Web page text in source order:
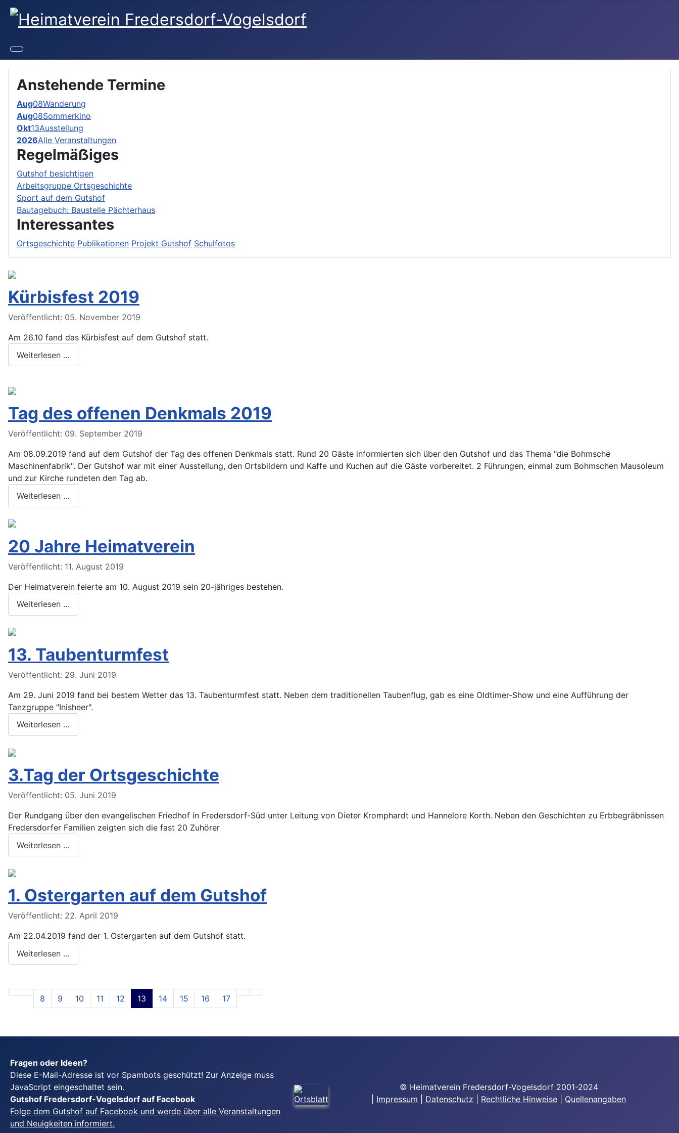
Anstehende Termine
Aug08Wanderung
Aug08Sommerkino
Okt13Ausstellung
2026Alle Veranstaltungen
Regelmäẞiges
Gutshof besichtigen
Arbeitsgruppe Ortsgeschichte
Sport auf dem Gutshof
Bautagebuch: Baustelle Pächterhaus
Interessantes
Ortsgeschichte Publikationen Projekt Gutshof Schulfotos
Kürbisfest 2019
Veröffentlicht: 05. November 2019
Am 26.10 fand das Kürbisfest auf dem Gutshof statt.
Weiterlesen …
Tag des offenen Denkmals 2019
Veröffentlicht: 09. September 2019
Am 08.09.2019 fand auf dem Gutshof der Tag des offenen Denkmals statt. Rund 20 Gäste informierten sich über den Gutshof und das Thema "die Bohmsche
Maschinenfabrik". Der Gutshof war mit einer Ausstellung, den Ortsbildern und Kaffe und Kuchen auf die Gäste vorbereitet. 2 Führungen, einmal zum Bohmschen Mausoleum
und zur Kirche rundeten den Tag ab.
Weiterlesen …
20 Jahre Heimatverein
Veröffentlicht: 11. August 2019
Der Heimatverein feierte am 10. August 2019 sein 20-jähriges bestehen.
Weiterlesen …
13. Taubenturmfest
Veröffentlicht: 29. Juni 2019
Am 29. Juni 2019 fand bei bestem Wetter das 13. Taubenturmfest statt. Neben dem traditionellen Taubenflug, gab es eine Oldtimer-Show und eine Aufführung der
Tanzgruppe "Inisheer".
Weiterlesen …
3.Tag der Ortsgeschichte
Veröffentlicht: 05. Juni 2019
Der Rundgang über den evangelischen Friedhof in Fredersdorf-Süd unter Leitung von Dieter Kromphardt und Hannelore Korth. Neben den Geschichten zu Erbbegräbnissen
Fredersdorfer Familien zeigten sich die fast 20 Zuhörer
Weiterlesen …
1. Ostergarten auf dem Gutshof
Veröffentlicht: 22. April 2019
Am 22.04.2019 fand der 1. Ostergarten auf dem Gutshof statt.
Weiterlesen …
8 9 10 11 12 13 14 15 16 17
Fragen oder Ideen?
Diese E-Mail-Adresse ist vor Spambots geschützt! Zur Anzeige muss
JavaScript eingeschaltet sein.
Gutshof Fredersdorf-Vogelsdorf auf Facebook
Folge dem Gutshof auf Facebook und werde über alle Veranstaltungen
und Neuigkeiten informiert.
© Heimatverein Fredersdorf-Vogelsdorf 2001-2024
Impressum Datenschutz Rechtliche Hinweise Quellenangaben